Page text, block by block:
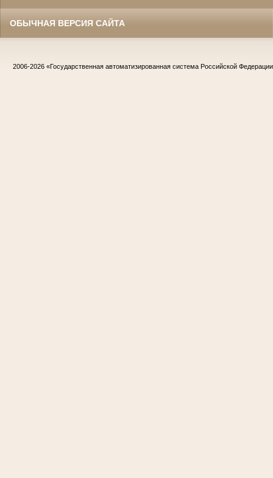
ОБЫЧНАЯ ВЕРСИЯ САЙТА
2006-2026 «Государственная автоматизированная система Российской